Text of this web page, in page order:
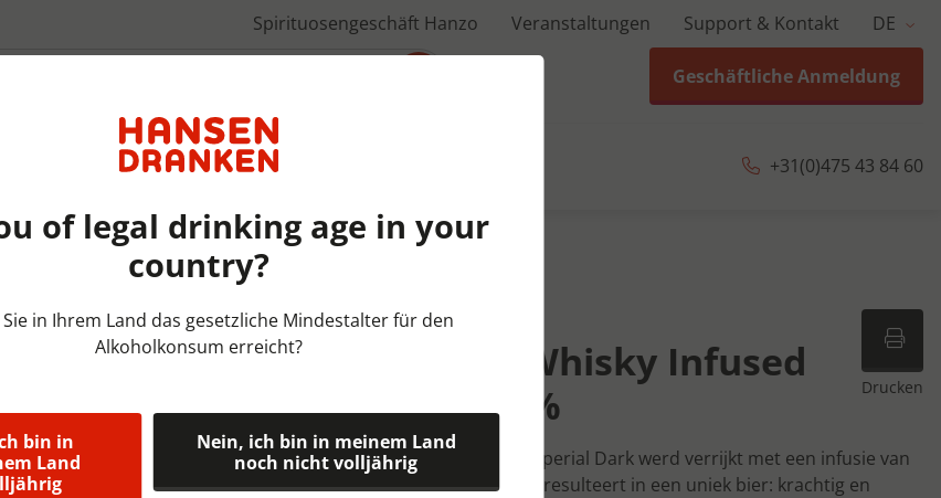
Spirituosengeschäft Hanzo Veranstaltungen Support & Kontakt DE
Geschäftliche Anmeldung
+31(0)475 43 84 60
Bieren België | DOOS | 6x75 cl
Drucken
Gouden Carolus Whisky Infused
Doos 6x75 cl 11,7%
Gouden Carolus Cuv‚e van de Keizer Imperial Dark werd verrijkt met een infusie van
Gouden Carolus Single Malt whisky. Dit resulteert in een uniek bier: krachtig en
of legal drinking age in your
country?
in Ihrem Land das gesetzliche Mindestalter für den
Alkoholkonsum erreicht?
bin in
Land
Nein, ich bin in meinem Land
noch nicht volljährig